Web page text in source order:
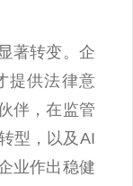
著转变。企
提供法律意
伴，在监管
型，以及AI
业作出稳健